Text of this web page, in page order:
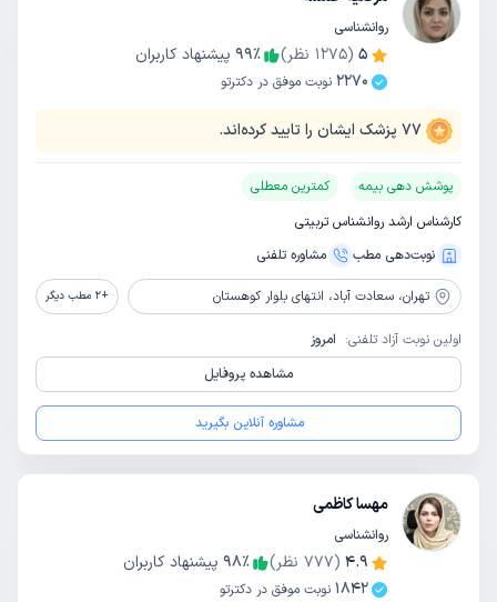
روانشناسی
5
(
1275 نظر) 99٪
پیشنهاد کاربران
2270 نوبت موفق در دکترتو
77 پزشک ایشان را تایید کرده‌اند.
پوشش دهی بیمه
کمترین معطلی
کارشناس ارشد روانشناس تربیتی
نوبت‌دهی مطب
مشاوره‌ تلفنی
تهران، سعادت آباد، انتهای بلوار کوهستان +
2 مطب دیگر
اولین نوبت آزاد تلفنی: امروز
مشاهده پروفایل
مشاوره آنلاین بگیرید
مهسا کاظمی
روانشناسی
4.9
(
777 نظر) 98٪
پیشنهاد کاربران
1842 نوبت موفق در دکترتو